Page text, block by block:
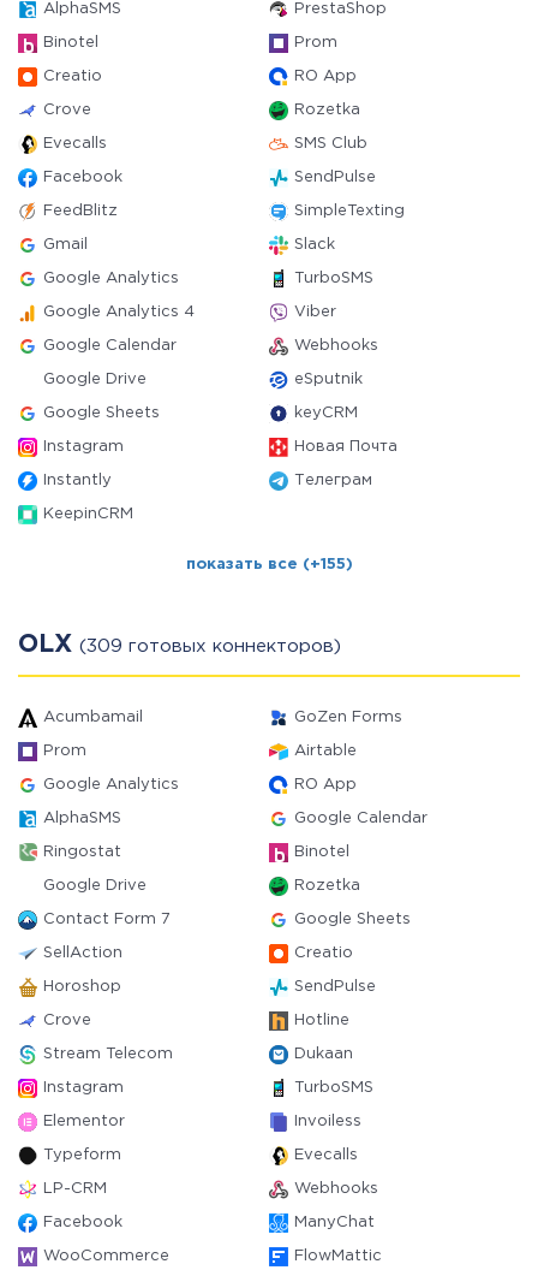
AlphaSMS PrestaShop
Binotel Prom
Creatio RO App
Crove Rozetka
Evecalls SMS Club
Facebook SendPulse
FeedBlitz SimpleTexting
Gmail Slack
Google Analytics TurboSMS
Google Analytics 4 Viber
Google Calendar Webhooks
Google Drive eSputnik
Google Sheets keyCRM
Instagram Новая Почта
Instantly Телеграм
KeepinCRM
показать все (+155)
OLX (309 готовых коннекторов)
Acumbamail GoZen Forms
Prom Airtable
Google Analytics RO App
AlphaSMS Google Calendar
Ringostat Binotel
Google Drive Rozetka
Contact Form 7 Google Sheets
SellAction Creatio
Horoshop SendPulse
Crove Hotline
Stream Telecom Dukaan
Instagram TurboSMS
Elementor Invoiless
Typeform Evecalls
LP-CRM Webhooks
Facebook ManyChat
WooCommerce FlowMattic